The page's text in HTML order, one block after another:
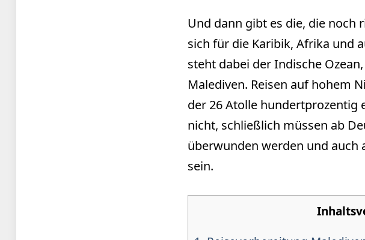
Und dann gibt es die, die noch
sich für die Karibik, Afrika und
steht dabei der Indische
Malediven. Reisen auf hohem
der 26 Atolle hundertprozentig
nicht, schließlich müssen ab
überwunden werden und
sein.